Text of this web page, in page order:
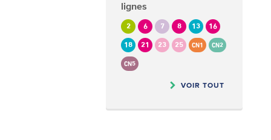
lignes
2 6 7 8 13 16
18 21 23 25 CN1 CN2
CN5
VOIR TOUT